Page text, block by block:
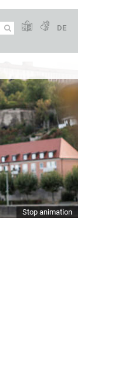
DE
Stop animation